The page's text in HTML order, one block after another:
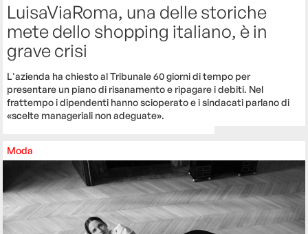
LuisaViaRoma, una delle storiche
mete dello shopping italiano, è in
grave crisi
L'azienda ha chiesto al Tribunale 60 giorni di tempo per
presentare un piano di risanamento e ripagare i debiti. Nel
frattempo i dipendenti hanno scioperato e i sindacati parlano di
«scelte manageriali non adeguate».
Moda